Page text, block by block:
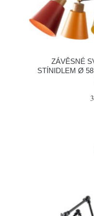
ZÁVĚSNÉ
STÍNIDLEM Ø